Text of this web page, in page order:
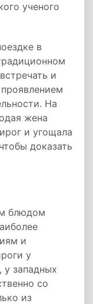
ученого
в
и
проявлением
На
жена
и угощала
доказать
блюдом
и
у
у западных
со
из